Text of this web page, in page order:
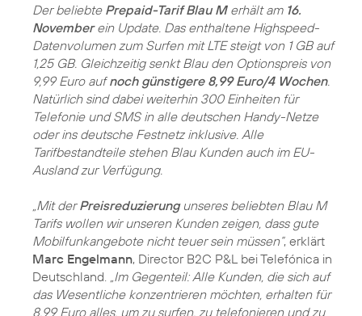
Der beliebte Prepaid-Tarif Blau Merhält am 16.
Novemberein Update. Das enthaltene Highspeed-
Datenvolumen zum Surfen mit LTE steigt von 1 GB auf
1,25 GB. Gleichzeitig senkt Blau den Optionspreis von
9,99 Euro aufnoch günstigere 8,99 Euro/4 Wochen.
Natürlich sind dabei weiterhin 300 Einheiten für
Telefonie und SMS in alle deutschen Handy-Netze
oder ins deutsche Festnetz inklusive. Alle
Tarifbestandteile stehen Blau Kunden auch im EU-
Ausland zur Verfügung.
„Mit derPreisreduzierung unseres beliebten Blau M
Tarifs wollen wir unseren Kunden zeigen, dass gute
Mobilfunkangebote nicht teuer sein müssen“, erklärt
Marc Engelmann, Director B2C P&L bei Telefónica in
Deutschland.
„Im Gegenteil: Alle Kunden, die sich auf
das Wesentliche konzentrieren möchten, erhalten für
8,99 Euro alles, um zu surfen, zu telefonieren und zu